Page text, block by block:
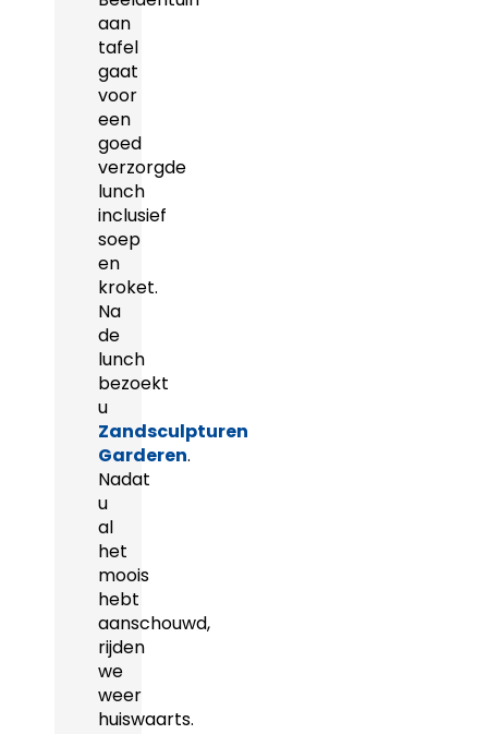
aan
tafel
gaat
voor
een
goed
verzorgde
lunch
inclusief
soep
en
kroket.
Na
de
lunch
bezoekt
u
Zandsculpturen
Garderen.
Nadat
u
al
het
moois
hebt
aanschouwd,
rijden
we
weer
huiswaarts.